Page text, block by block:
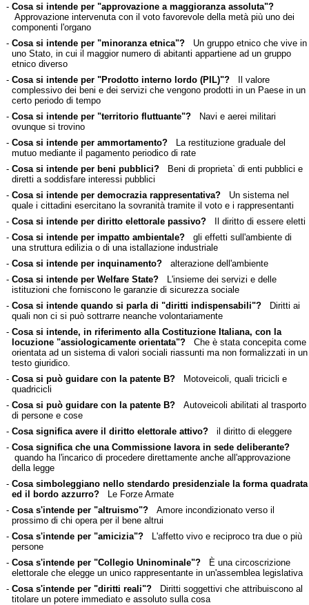
- Cosa si intende per "approvazione a maggioranza assoluta"?
Approvazione intervenuta con il voto favorevole della metà più uno dei
componenti l'organo
- Cosa si intende per "minoranza etnica"?Un gruppo etnico che vive in
uno Stato, in cui il maggior numero di abitanti appartiene ad un gruppo
etnico diverso
- Cosa si intende per "Prodotto interno lordo (PIL)"?Il valore
complessivo dei beni e dei servizi che vengono prodotti in un Paese in un
certo periodo di tempo
- Cosa si intende per "territorio fluttuante"?Navi e aerei militari
ovunque si trovino
- Cosa si intende per ammortamento?La restituzione graduale del
mutuo mediante il pagamento periodico di rate
- Cosa si intende per beni pubblici?Beni di proprieta` di enti pubblici e
diretti a soddisfare interessi pubblici
- Cosa si intende per democrazia rappresentativa?Un sistema nel
quale i cittadini esercitano la sovranità tramite il voto e i rappresentanti
- Cosa si intende per diritto elettorale passivo?Il diritto di essere eletti
- Cosa si intende per impatto ambientale?gli effetti sull'ambiente di
una struttura edilizia o di una istallazione industriale
- Cosa si intende per inquinamento?alterazione dell'ambiente
- Cosa si intende per Welfare State?L'insieme dei servizi e delle
istituzioni che forniscono le garanzie di sicurezza sociale
- Cosa si intende quando si parla di "diritti indispensabili"?Diritti ai
quali non ci si può sottrarre neanche volontariamente
- Cosa si intende, in riferimento alla Costituzione Italiana, con la
locuzione "assiologicamente orientata"?Che è stata concepita come
orientata ad un sistema di valori sociali riassunti ma non formalizzati in un
testo giuridico.
- Cosa si può guidare con la patente B?Motoveicoli, quali tricicli e
quadricicli
- Cosa si può guidare con la patente B?Autoveicoli abilitati al trasporto
di persone e cose
- Cosa significa avere il diritto elettorale attivo?il diritto di eleggere
- Cosa significa che una Commissione lavora in sede deliberante?
quando ha l'incarico di procedere direttamente anche all'approvazione
della legge
- Cosa simboleggiano nello stendardo presidenziale la forma quadrata
ed il bordo azzurro?Le Forze Armate
- Cosa s'intende per "altruismo"?Amore incondizionato verso il
prossimo di chi opera per il bene altrui
- Cosa s'intende per "amicizia"?L'affetto vivo e reciproco tra due o più
persone
- Cosa s'intende per "Collegio Uninominale"?È una circoscrizione
elettorale che elegge un unico rappresentante in un'assemblea legislativa
- Cosa s'intende per "diritti reali"?Diritti soggettivi che attribuiscono al
titolare un potere immediato e assoluto sulla cosa